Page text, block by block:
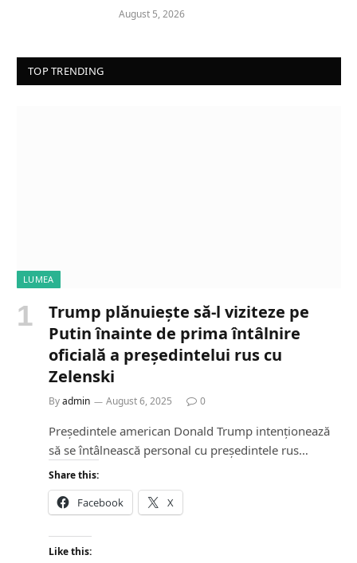
August 5, 2026
TOP TRENDING
LUMEA
Trump plănuiește să-l viziteze pe
Putin înainte de prima întâlnire
oficială a președintelui rus cu
Zelenski
Byadmin August 6, 2025 0
Președintele american Donald Trump intenționează
să se întâlnească personal cu președintele rus…
Share this:
Facebook X
Like this: